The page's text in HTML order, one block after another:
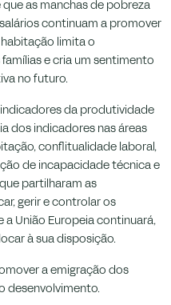
as manchas de pobreza
continuam a promover
limita o
e cria um sentimento
no futuro.
da produtividade
dos indicadores nas áreas
conflitualidade laboral,
de incapacidade técnica e
partilharam as
gerir e controlar os
a União Europeia continuará,
à sua disposição.
a emigração dos
desenvolvimento.